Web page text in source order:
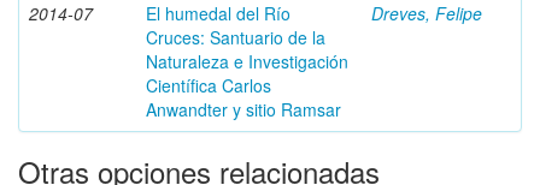
2014-07
El humedal del Río
Cruces: Santuario de la
Naturaleza e Investigación
Científica Carlos
Anwandter y sitio Ramsar
Dreves, Felipe
Otras opciones relacionadas